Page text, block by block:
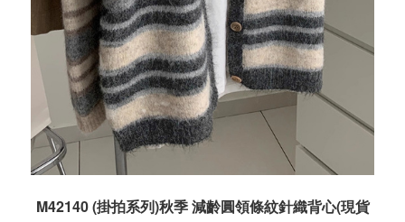
M42140 (掛拍系列)秋季 減齡圓領條紋針織背心(現貨